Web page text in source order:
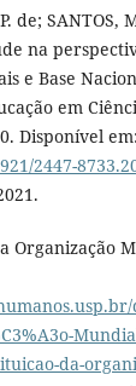
de; SANTOS,
na
e Base
em
Disponível em:
2447-
Organização
da-